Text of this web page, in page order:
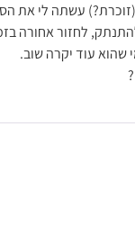
עשתה לי את
לחזור אחורה
שהוא עוד יקרה שוב.